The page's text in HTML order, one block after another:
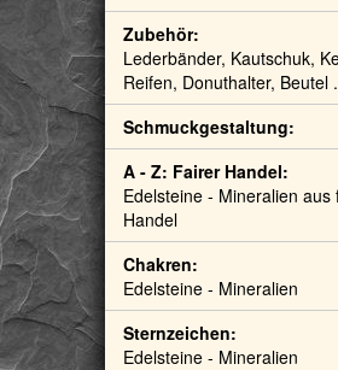
Zubehör:
Lederbänder, Kautschuk,
Reifen, Donuthalter, Beutel
Schmuckgestaltung:
A - Z: Fairer Handel:
Edelsteine - Mineralien aus
Handel
Chakren:
Edelsteine - Mineralien
Sternzeichen:
Edelsteine - Mineralien